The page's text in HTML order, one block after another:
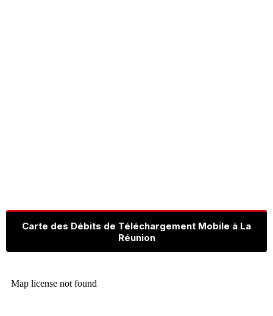
Carte des Débits de Téléchargement Mobile à La
Réunion